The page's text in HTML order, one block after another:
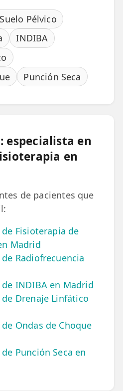
Pélvico
INDIBA
Punción Seca
especialista en
en
de pacientes que
Fisioterapia de
Madrid
Radiofrecuencia
INDIBA en Madrid
Drenaje Linfático
Ondas de Choque
Punción Seca en